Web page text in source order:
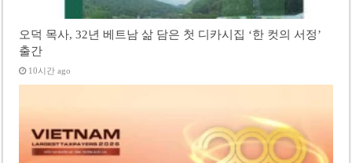
오덕 목사, 32년 베트남 삶 담은 첫 디카시집 ‘한 컷의 서정’
출간
10시간 ago